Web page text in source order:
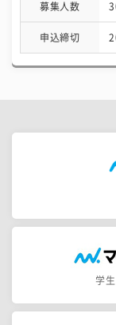
募集人数
申込締切
学